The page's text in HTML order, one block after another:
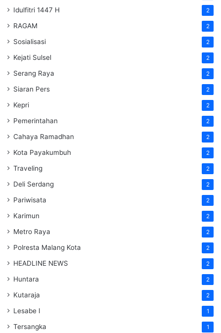
Idulfitri 1447 H 2
RAGAM 2
Sosialisasi 2
Kejati Sulsel 2
Serang Raya 2
Siaran Pers 2
Kepri 2
Pemerintahan 2
Cahaya Ramadhan 2
Kota Payakumbuh 2
Traveling 2
Deli Serdang 2
Pariwisata 2
Karimun 2
Metro Raya 2
Polresta Malang Kota 2
HEADLINE NEWS 2
Huntara 2
Kutaraja 2
Lesabe I 1
Tersangka 1